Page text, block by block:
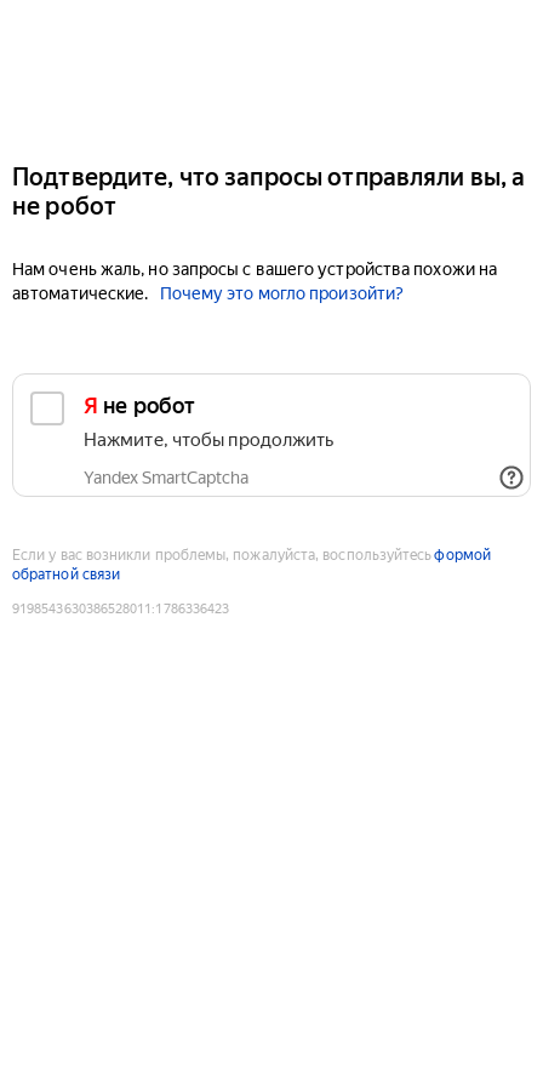
Подтвердите, что запросы отправляли вы, а
не робот
Нам очень жаль, но запросы с вашего устройства похожи на
автоматические.
Почему это могло произойти?
Я не робот
Нажмите, чтобы продолжить
Yandex SmartCaptcha
Если у вас возникли проблемы, пожалуйста, воспользуйтесьформой
обратной связи
9198543630386528011 :1786336423